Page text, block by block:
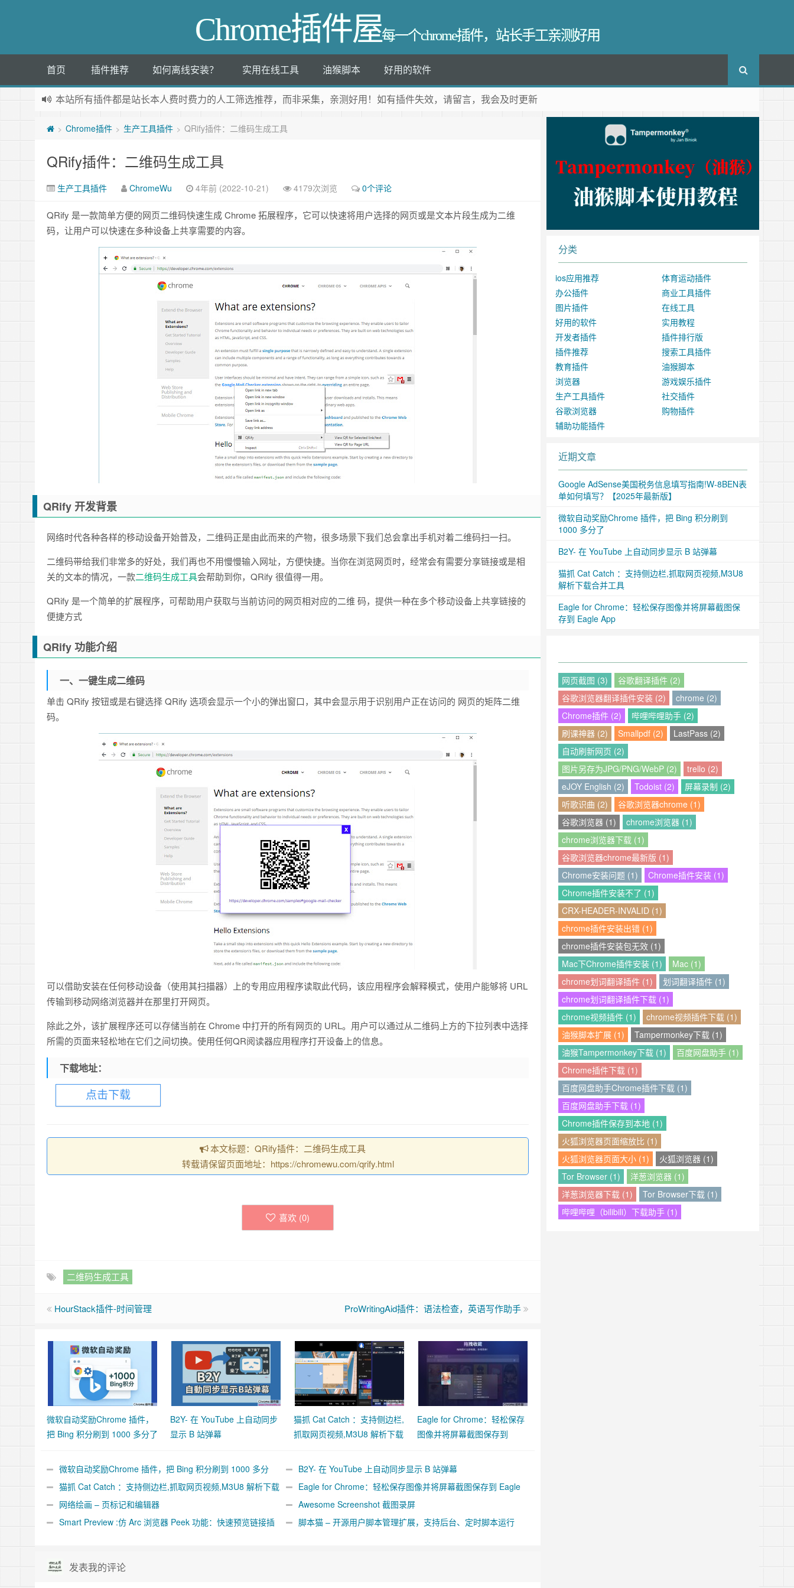
Chrome插件屋每一个chrome插件，站长手工亲测好用
首页 插件推荐 如何离线安装？ 实用在线工具 油猴脚本 好用的软件
本站所有插件都是站长本人费时费力的人工筛选推荐，而非采集，亲测好用！如有插件失效，请留言，我会及时更新
> Chrome插件 > 生产工具插件 > QRify插件：二维码生成工具
QRify插件：二维码生成工具
生产工具插件 ChromeWu 4年前 (2022-10-21) 4179次浏览 0个评论
QRify 是一款简单方便的网页二维码快速生成 Chrome 拓展程序，它可以快速将用户选择的网页或是文本片段生成为二维
码，让用户可以快速在多种设备上共享需要的内容。
QRify 开发背景
网络时代各种各样的移动设备开始普及，二维码正是由此而来的产物，很多场景下我们总会拿出手机对着二维码扫一扫。
二维码带给我们非常多的好处，我们再也不用慢慢输入网址，方便快捷。当你在浏览网页时，经常会有需要分享链接或是相
关的文本的情况，一款二维码生成工具会帮助到你，QRify 很值得一用。
QRify 是一个简单的扩展程序，可帮助用户获取与当前访问的网页相对应的二维 码，提供一种在多个移动设备上共享链接的
便捷方式
QRify 功能介绍
一、一键生成二维码
单击 QRify 按钮或是右键选择 QRify 选项会显示一个小的弹出窗口，其中会显示用于识别用户正在访问的 网页的矩阵二维
码。
可以借助安装在任何移动设备（使用其扫描器）上的专用应用程序读取此代码，该应用程序会解释模式，使用户能够将 URL
传输到移动网络浏览器并在那里打开网页。
除此之外，该扩展程序还可以存储当前在 Chrome 中打开的所有网页的 URL。用户可以通过从二维码上方的下拉列表中选择
所需的页面来轻松地在它们之间切换。使用任何QR阅读器应用程序打开设备上的信息。
下载地址：
点击下载
本文标题：QRify插件：二维码生成工具
转载请保留页面地址：https://chromewu.com/qrify.html
喜欢 (0)
二维码生成工具
HourStack插件-时间管理 ProWritingAid插件：语法检查，英语写作助手
微软自动奖励Chrome 插件，
把 Bing 积分刷到 1000 多分了
B2Y- 在 YouTube 上自动同步
显示 B 站弹幕
猫抓 Cat Catch ：支持侧边栏,
抓取网页视频,M3U8 解析下载
Eagle for Chrome：轻松保存
图像并将屏幕截图保存到
微软自动奖励Chrome 插件，把 Bing 积分刷到 1000 多分
了
B2Y- 在 YouTube 上自动同步显示 B 站弹幕
猫抓 Cat Catch ：支持侧边栏,抓取网页视频,M3U8 解析下载
合并工具
Eagle for Chrome：轻松保存图像并将屏幕截图保存到 Eagle
App
网络绘画 – 页标记和编辑器
Awesome Screenshot 截图录屏
Smart Preview :仿 Arc 浏览器 Peek 功能：快速预览链接插
脚本猫 – 开源用户脚本管理扩展，支持后台、定时脚本运行
发表我的评论
分类
ios应用推荐
体育运动插件
办公插件
商业工具插件
图片插件
在线工具
好用的软件
实用教程
开发者插件
插件排行版
插件推荐
搜索工具插件
教育插件
油猴脚本
浏览器
游戏娱乐插件
生产工具插件
社交插件
谷歌浏览器
购物插件
辅助功能插件
近期文章
Google AdSense美国税务信息填写指南!W-8BEN表
单如何填写？【2025年最新版】
微软自动奖励Chrome 插件，把 Bing 积分刷到
1000 多分了
B2Y- 在 YouTube 上自动同步显示 B 站弹幕
猫抓 Cat Catch ：支持侧边栏,抓取网页视频,M3U8
解析下载合并工具
Eagle for Chrome：轻松保存图像并将屏幕截图保
存到 Eagle App
网页截图 (3)
谷歌翻译插件 (2)
谷歌浏览器翻译插件安装 (2)
chrome (2)
Chrome插件 (2)
哔哩哔哩助手 (2)
刷课神器 (2)
Smallpdf (2)
LastPass (2)
自动刷新网页 (2)
图片另存为JPG/PNG/WebP (2)
trello (2)
eJOY English (2)
Todoist (2)
屏幕录制 (2)
听歌识曲 (2)
谷歌浏览器chrome (1)
谷歌浏览器 (1)
chrome浏览器 (1)
chrome浏览器下载 (1)
谷歌浏览器chrome最新版 (1)
Chrome安装问题 (1)
Chrome插件安装 (1)
Chrome插件安装不了 (1)
CRX-HEADER-INVALID (1)
chrome插件安装出错 (1)
chrome插件安装包无效 (1)
Mac下Chrome插件安装 (1)
Mac (1)
chrome划词翻译插件 (1)
划词翻译插件 (1)
chrome划词翻译插件下载 (1)
chrome视频插件 (1)
chrome视频插件下载 (1)
油猴脚本扩展 (1)
Tampermonkey下载 (1)
油猴Tampermonkey下载 (1)
百度网盘助手 (1)
Chrome插件下载 (1)
百度网盘助手Chrome插件下载 (1)
百度网盘助手下载 (1)
Chrome插件保存到本地 (1)
火狐浏览器页面缩放比 (1)
火狐浏览器页面大小 (1)
火狐浏览器 (1)
Tor Browser (1)
洋葱浏览器 (1)
洋葱浏览器下载 (1)
Tor Browser下载 (1)
哔哩哔哩（bilibili）下载助手 (1)